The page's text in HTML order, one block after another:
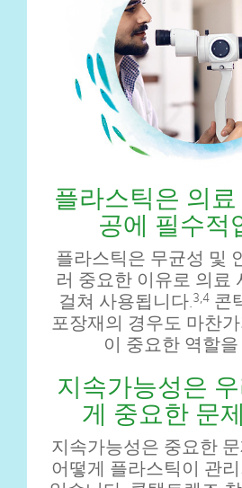
플라스틱은 의
공에 필수적
플라스틱은 무균성 및
러 중요한 이유로 의료
걸쳐 사용됩니다.3,4 콘
포장재의 경우도 마찬
이 중요한 역할
지속가능성은
게 중요한 문
지속가능성은 중요한
어떻게 플라스틱이 관